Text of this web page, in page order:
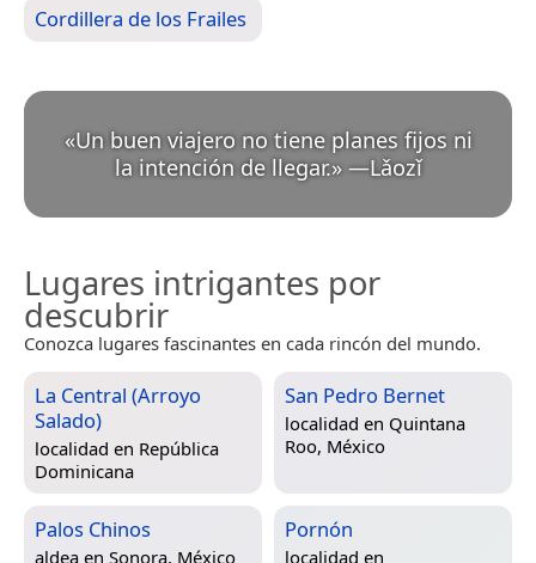
Cordillera de los Frailes
«Un buen viajero no tiene planes fijos ni
la intención de llegar.» —Lǎozǐ
Lugares intrigantes por
descubrir
Conozca lugares fascinantes en cada rincón del mundo.
La Central (Arroyo
Salado)
localidad en República
Dominicana
San Pedro Bernet
localidad en Quintana
Roo, México
Palos Chinos
aldea en Sonora, México
Pornón
localidad en